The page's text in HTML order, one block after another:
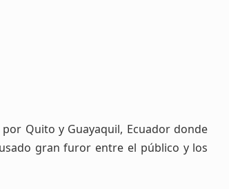
Quito y Guayaquil, Ecuador donde
gran furor entre el público y los